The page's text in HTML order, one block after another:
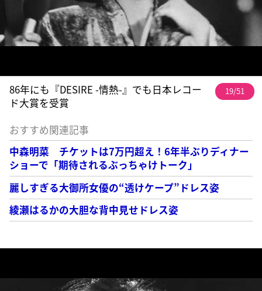
86年にも『DESIRE -情熱-』でも日本レコー
ド大賞を受賞
19/51
おすすめ関連記事
中森明菜 チケットは7万円超え！6年半ぶりディナー
ショーで「期待されるぶっちゃけトーク」
麗しすぎる大御所女優の“透けケープ”ドレス姿
綾瀬はるかの大胆な背中見せドレス姿